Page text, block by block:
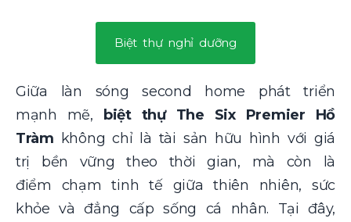
Biệt thự nghỉ dưỡng
Giữa làn sóng second home phát triển
mạnh mẽ,
biệt thự The Six Premier Hồ
Tràm không chỉ là tài sản hữu hình với giá
trị bền vững theo thời gian, mà còn là
điểm chạm tinh tế giữa thiên nhiên, sức
khỏe và đẳng cấp sống cá nhân. Tại đây,